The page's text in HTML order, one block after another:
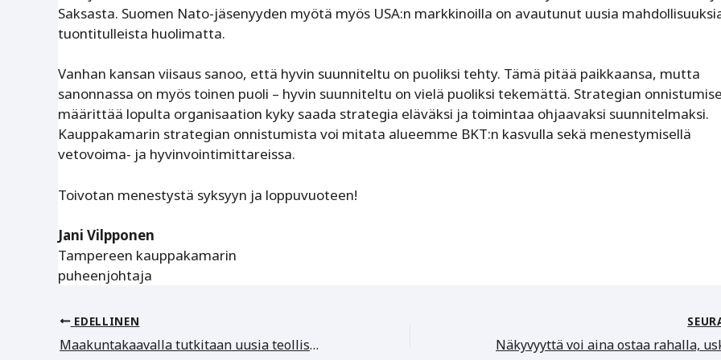
Saksasta. Suomen Nato-jäsenyyden myötä myös USA:n markkinoilla on avautunut uusia
tuontitulleista huolimatta.
Vanhan kansan viisaus sanoo, että hyvin suunniteltu on puoliksi tehty. Tämä pitää paikkaansa, mutta
sanonnassa on myös toinen puoli – hyvin suunniteltu on vielä puoliksi tekemättä. Strategian
määrittää lopulta organisaation kyky saada strategia eläväksi ja toimintaa ohjaavaksi suunnitelmaksi.
Kauppakamarin strategian onnistumista voi mitata alueemme BKT:n kasvulla sekä menestymisellä
vetovoima- ja hyvinvointimittareissa.
Toivotan menestystä syksyyn ja loppuvuoteen!
Jani Vilpponen
Tampereen kauppakamarin
puheenjohtaja
EDELLINEN
Maakuntakaavalla tutkitaan uusia teollisuuden alueita